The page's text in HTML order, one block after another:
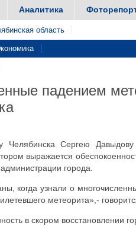
Аналитика
область
падением
Челябинска Сергею
выражается
города.
когда узнали о
метеорита»,-
в скором восстановлении